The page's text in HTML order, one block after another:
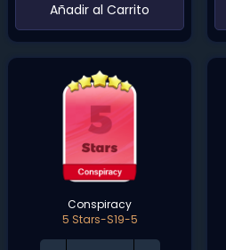
‌Añadir al Carrito‌
Conspiracy
5 Stars-S19-5